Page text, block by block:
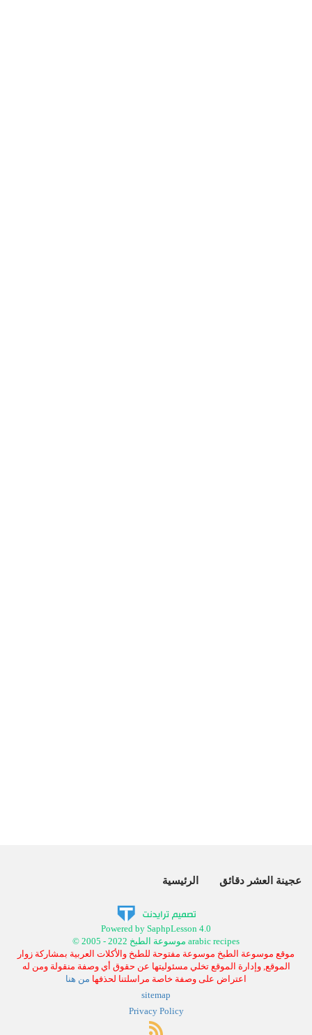
عجينة العشر دقائق الرئيسية
Powered by SaphpLesson 4.0
© 2005 - 2022 موسوعة الطبخ arabic recipes
موقع موسوعة الطبخ موسوعة مفتوحة للطبخ والأكلات العربية بمشاركة زوار
الموقع, وإدارة الموقع تخلي مسئوليتها عن حقوق أي وصفة منقولة ومن له
اعتراض على وصفة خاصة مراسلتنا لحذفها من هنا
sitemap
Privacy Policy